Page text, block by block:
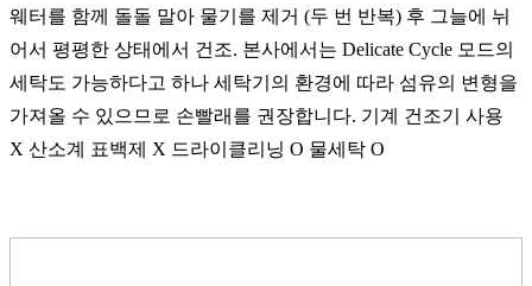
웨터를 함께 돌돌 말아 물기를 제거 (두 번 반복) 후 그늘에 뉘
어서 평평한 상태에서 건조. 본사에서는 Delicate Cycle 모드의
세탁도 가능하다고 하나 세탁기의 환경에 따라 섬유의 변형을
가져올 수 있으므로 손빨래를 권장합니다. 기계 건조기 사용
X 산소계 표백제 X 드라이클리닝 O 물세탁 O